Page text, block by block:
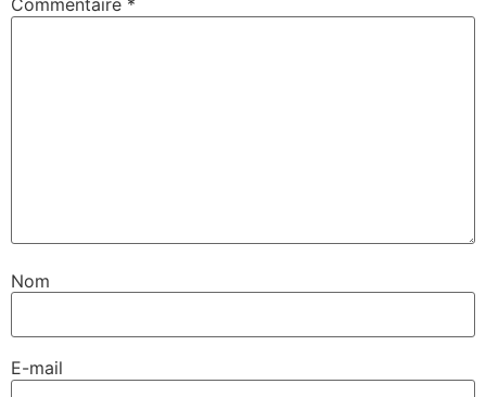
Commentaire *
Nom
E-mail